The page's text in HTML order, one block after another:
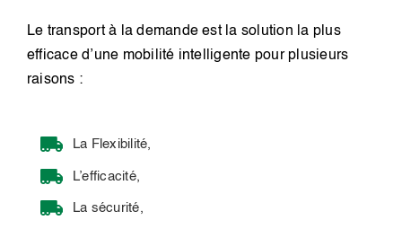
Le transport à la demande est la solution la plus
efficace d’une mobilité intelligente pour plusieurs
raisons :
La Flexibilité,
L’efficacité,
La sécurité,